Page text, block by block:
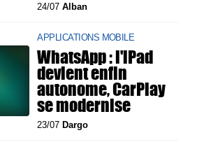
24/07Alban
APPLICATIONS MOBILE
WhatsApp : l'iPad
devient enfin
autonome, CarPlay
se modernise
23/07Dargo